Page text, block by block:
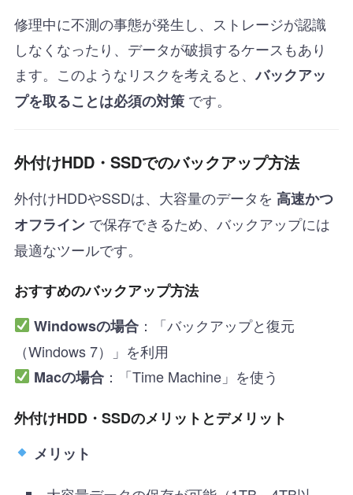
修理中に不測の事態が発生し、ストレージが認識
しなくなったり、データが破損するケースもあり
ます。このようなリスクを考えると、バックアッ
プを取ることは必須の対策です。
外付けHDD・SSDでのバックアップ方法
外付けHDDやSSDは、大容量のデータを 高速かつ
オフラインで保存できるため、バックアップには
最適なツールです。
おすすめのバックアップ方法
Windowsの場合 ：「バックアップと復元
（Windows 7）」を利用
Macの場合 ：「Time Machine」を使う
外付けHDD・SSDのメリットとデメリット
メリット